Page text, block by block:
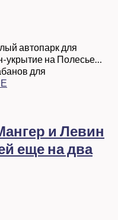
автопарк для
укрытие на Полесье…
для
и Левин
еще на два